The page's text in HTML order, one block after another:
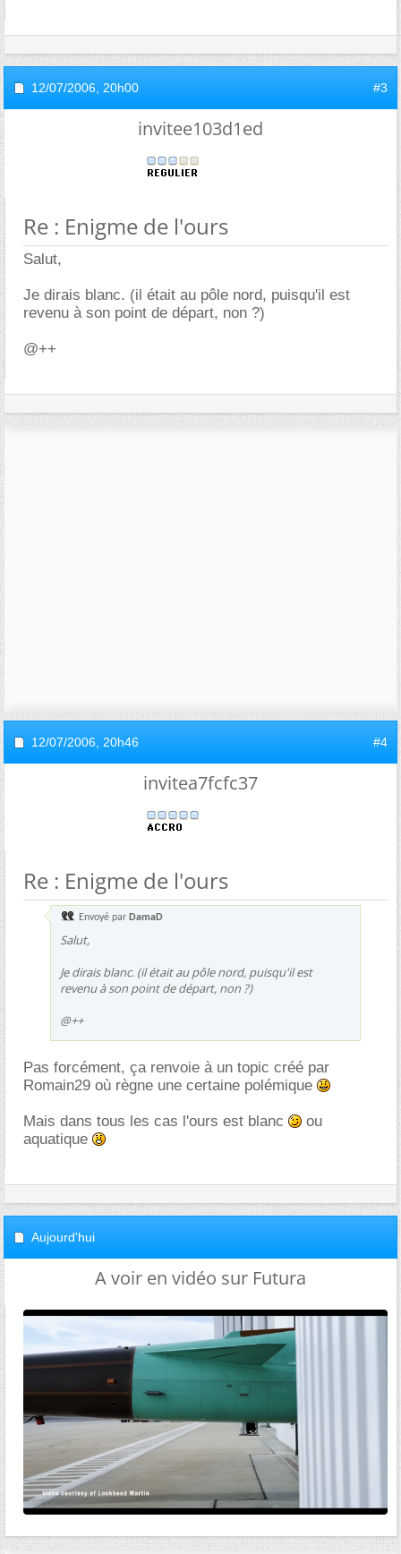
12/07/2006, 20h00 #3
invitee103d1ed
Re : Enigme de l'ours
Salut,
Je dirais blanc. (il était au pôle nord, puisqu'il est
revenu à son point de départ, non ?)
@++
12/07/2006, 20h46 #4
invitea7fcfc37
Re : Enigme de l'ours
Envoyé par DamaD
Salut,
Je dirais blanc. (il était au pôle nord, puisqu'il est
revenu à son point de départ, non ?)
@++
Pas forcément, ça renvoie à un topic créé par
Romain29 où règne une certaine polémique
Mais dans tous les cas l'ours est blanc
ou
aquatique
Aujourd'hui
A voir en vidéo sur Futura